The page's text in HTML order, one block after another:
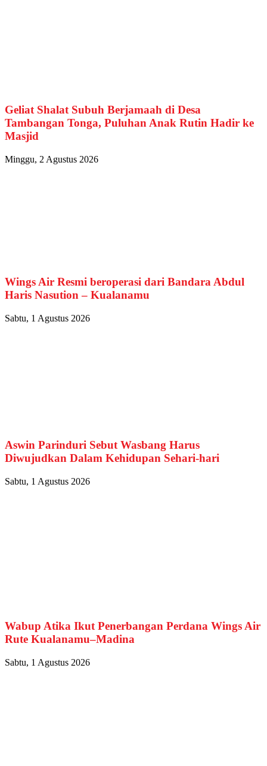
Geliat Shalat Subuh Berjamaah di Desa
Tambangan Tonga, Puluhan Anak Rutin Hadir ke
Masjid
Minggu, 2 Agustus 2026
Wings Air Resmi beroperasi dari Bandara Abdul
Haris Nasution – Kualanamu
Sabtu, 1 Agustus 2026
Aswin Parinduri Sebut Wasbang Harus
Diwujudkan Dalam Kehidupan Sehari-hari
Sabtu, 1 Agustus 2026
Wabup Atika Ikut Penerbangan Perdana Wings Air
Rute Kualanamu–Madina
Sabtu, 1 Agustus 2026